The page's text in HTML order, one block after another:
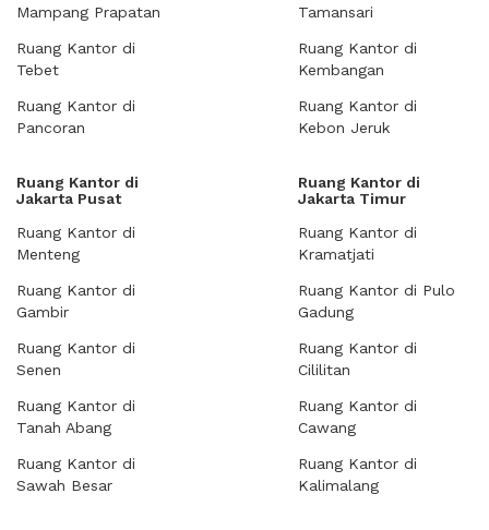
Mampang Prapatan
Ruang Kantor di
Tebet
Ruang Kantor di
Pancoran
Tamansari
Ruang Kantor di
Kembangan
Ruang Kantor di
Kebon Jeruk
Ruang Kantor di
Jakarta Pusat
Ruang Kantor di
Menteng
Ruang Kantor di
Gambir
Ruang Kantor di
Senen
Ruang Kantor di
Tanah Abang
Ruang Kantor di
Sawah Besar
Ruang Kantor di
Jakarta Timur
Ruang Kantor di
Kramatjati
Ruang Kantor di Pulo
Gadung
Ruang Kantor di
Cililitan
Ruang Kantor di
Cawang
Ruang Kantor di
Kalimalang